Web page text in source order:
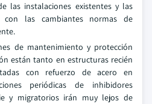
las instalaciones existentes y las
las cambiantes normas de
de mantenimiento y protección
están tanto en estructuras recién
con refuerzo de acero en
periódicas de inhibidores
y migratorios irán muy lejos de